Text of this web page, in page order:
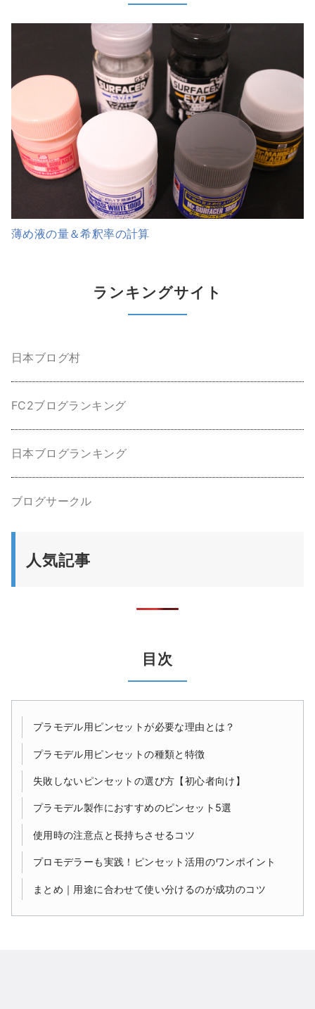
薄め液の量＆希釈率の計算
ランキングサイト
日本ブログ村
FC2ブログランキング
日本ブログランキング
ブログサークル
人気記事
目次
プラモデル用ピンセットが必要な理由とは？
プラモデル用ピンセットの種類と特徴
失敗しないピンセットの選び方【初心者向け】
プラモデル製作におすすめのピンセット5選
使用時の注意点と長持ちさせるコツ
プロモデラーも実践！ピンセット活用のワンポイント
まとめ｜用途に合わせて使い分けるのが成功のコツ